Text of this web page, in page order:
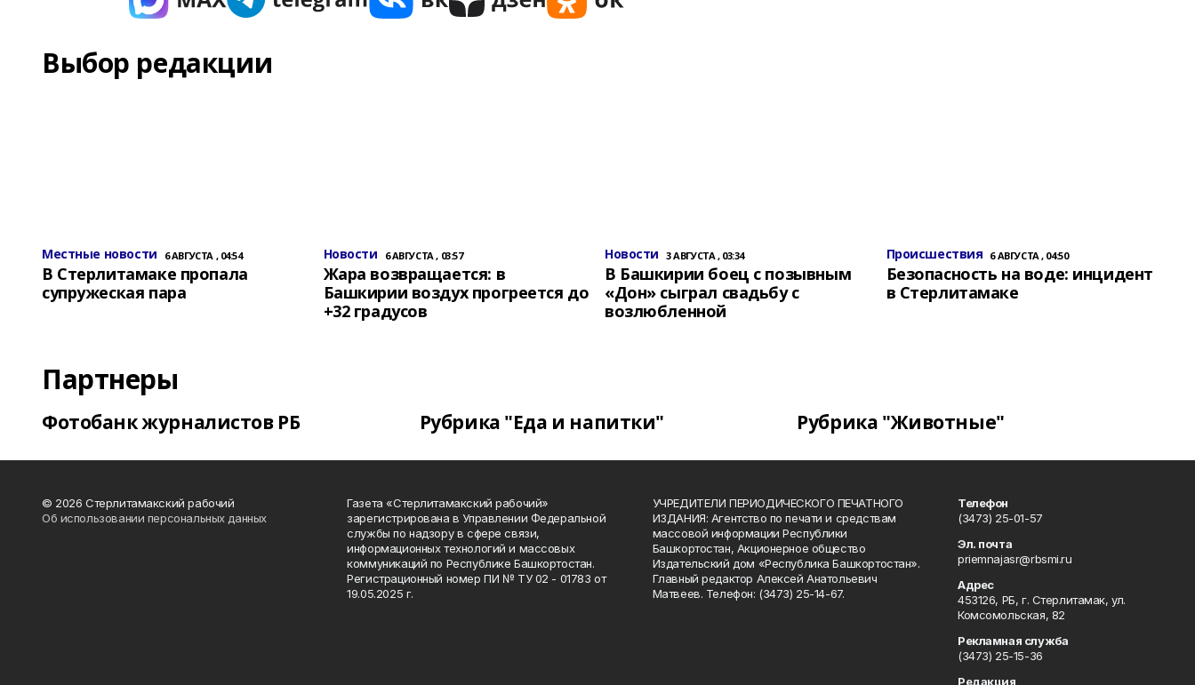
Выбор редакции
Местные новости 6 АВГУСТА , 04:54
В Стерлитамаке пропала
супружеская пара
Новости 6 АВГУСТА , 03:57
Жара возвращается: в
Башкирии воздух прогреется до
+32 градусов
Новости 3 АВГУСТА , 03:34
В Башкирии боец с позывным
«Дон» сыграл свадьбу с
возлюбленной
Происшествия 6 АВГУСТА , 04:50
Безопасность на воде: инцидент
в Стерлитамаке
Партнеры
Фотобанк журналистов РБ Рубрика "Еда и напитки" Рубрика "Животные"
© 2026 Стерлитамакский рабочий
Об использовании персональных данных
Газета «Стерлитамакский рабочий»
зарегистрирована в Управлении Федеральной
службы по надзору в сфере связи,
информационных технологий и массовых
коммуникаций по Республике Башкортостан.
Регистрационный номер ПИ № ТУ 02 - 01783 от
19.05.2025 г.
УЧРЕДИТЕЛИ ПЕРИОДИЧЕСКОГО ПЕЧАТНОГО
ИЗДАНИЯ: Агентство по печати и средствам
массовой информации Республики
Башкортостан, Акционерное общество
Издательский дом «Республика Башкортостан».
Главный редактор Алексей Анатольевич
Матвеев. Телефон: (3473) 25-14-67.
Телефон
(3473) 25-01-57
Эл. почта
priemnajasr@rbsmi.ru
Адрес
453126, РБ, г. Стерлитамак, ул.
Комсомольская, 82
Рекламная служба
(3473) 25-15-36
Редакция